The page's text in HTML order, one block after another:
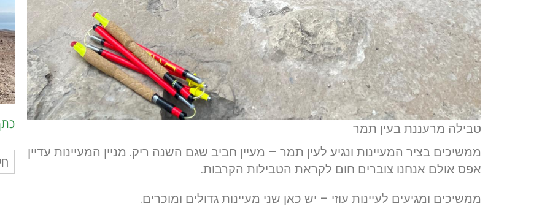
טבילה מרעננת בעין תמר
ממשיכים בציר המעיינות ונגיע לעין תמר – מעיין חביב שגם השנה ריק. מניין המעיינות עדיין
אפס אולם אנחנו צוברים חום לקראת הטבילות הקרבות.
ממשיכים ומגיעים לעיינות עוזי – יש כאן שני מעיינות גדולים ומוכרים.